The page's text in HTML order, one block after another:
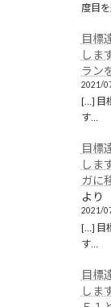
度目を
目標
しま
ラン
2021/
[…] 目
す…
目標
しま
ガに
より
2021/
[…] 目
す…
目標
しま